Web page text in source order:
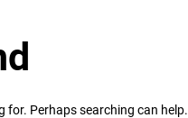
for. Perhaps searching can help.